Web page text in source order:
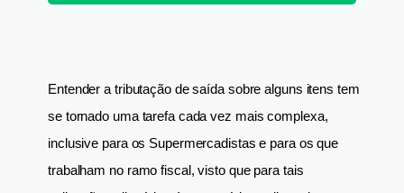
Entender a tributação de saída sobre alguns itens tem
se tornado uma tarefa cada vez mais complexa,
inclusive para os Supermercadistas e para os que
trabalham no ramo fiscal, visto que para tais